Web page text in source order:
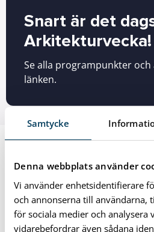
Samtycke
Denna webbplats använder
Vi använder enhetsidentifierare
och annonserna till användarna,
för sociala medier och analysera
vidarebefordrar även sådana
Snart är det
Arkitekturvecka!
Se alla programpunkter och
länken.